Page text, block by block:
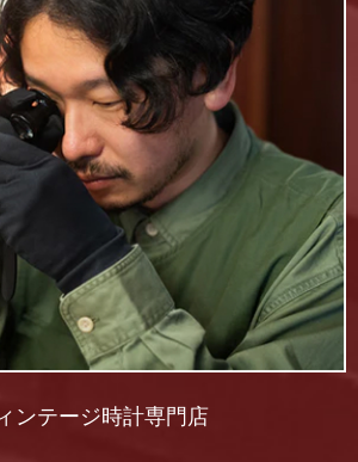
ンテージ時計専門店